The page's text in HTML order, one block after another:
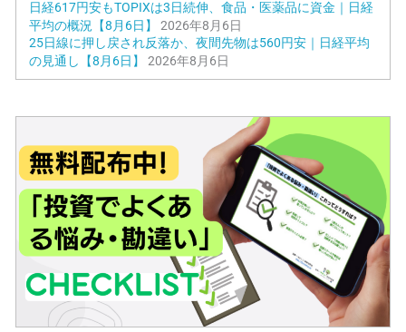
日経617円安もTOPIXは3日続伸、食品・医薬品に資金｜日経
平均の概況【8月6日】
2026年8月6日
25日線に押し戻され反落か、夜間先物は560円安｜日経平均
の見通し【8月6日】
2026年8月6日